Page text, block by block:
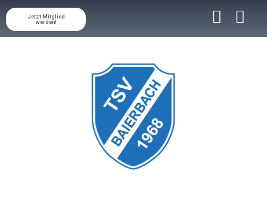
Jetzt Mitglied
werden!